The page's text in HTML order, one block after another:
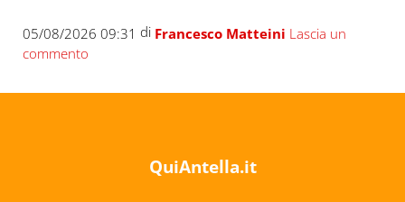
05/08/2026 09:31 di Francesco Matteini Lascia un
commento
QuiAntella.it